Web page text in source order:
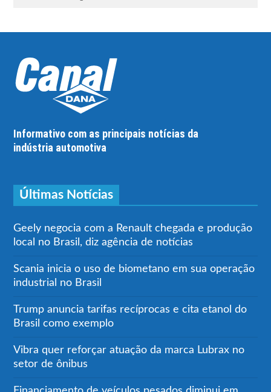
Informativo com as principais notícias da
indústria automotiva
Últimas Notícias
Geely negocia com a Renault chegada e produção
local no Brasil, diz agência de notícias
Scania inicia o uso de biometano em sua operação
industrial no Brasil
Trump anuncia tarifas recíprocas e cita etanol do
Brasil como exemplo
Vibra quer reforçar atuação da marca Lubrax no
setor de ônibus